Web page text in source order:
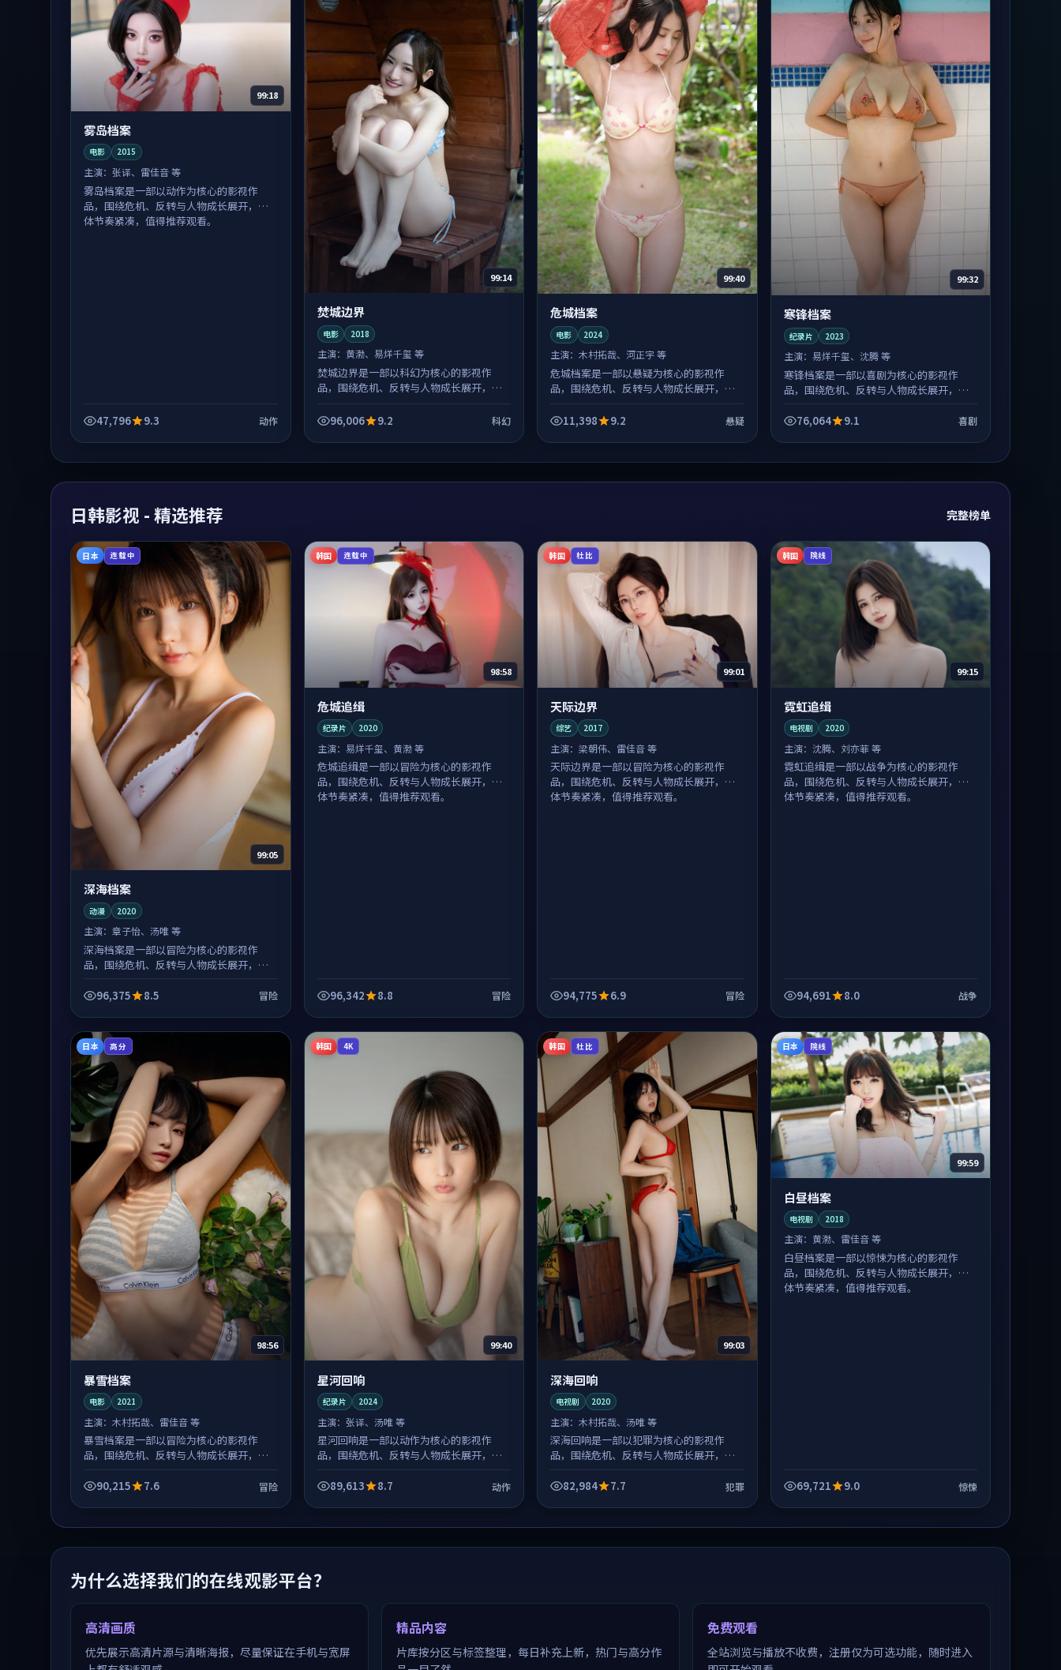
99:18
雾岛档案
电影 2015
主演： 张译、雷佳音 等
雾岛档案是一部以动作为核心的影视作
品，围绕危机、反转与人物成长展开，整
体节奏紧凑，值得推荐观看。
47,796 9.3 动作
99:14
焚城边界
电影 2018
主演： 黄渤、易烊千玺 等
焚城边界是一部以科幻为核心的影视作
品，围绕危机、反转与人物成长展开，整
96,006
9.2 科幻
99:40
危城档案
电影 2024
主演： 木村拓哉、河正宇 等
危城档案是一部以悬疑为核心的影视作
品，围绕危机、反转与人物成长展开，整
11,398
9.2 悬疑
99:32
寒锋档案
纪录片 2023
主演： 易烊千玺、沈腾 等
寒锋档案是一部以喜剧为核心的影视作
品，围绕危机、反转与人物成长展开，整
76,064
9.1 喜剧
日韩影视 - 精选推荐 完整榜单
日本 连载中
99:05
深海档案
动漫 2020
主演： 章子怡、汤唯 等
深海档案是一部以冒险为核心的影视作
品，围绕危机、反转与人物成长展开，整
96,375
8.5 冒险
韩国 连载中
98:58
危城追缉
纪录片 2020
主演： 易烊千玺、黄渤 等
危城追缉是一部以冒险为核心的影视作
品，围绕危机、反转与人物成长展开，整
体节奏紧凑，值得推荐观看。
96,342 8.8 冒险
韩国 杜比
99:01
天际边界
综艺 2017
主演： 梁朝伟、雷佳音 等
天际边界是一部以冒险为核心的影视作
品，围绕危机、反转与人物成长展开，整
体节奏紧凑，值得推荐观看。
94,775 6.9 冒险
韩国 院线
99:15
霓虹追缉
电视剧 2020
主演： 沈腾、刘亦菲 等
霓虹追缉是一部以战争为核心的影视作
品，围绕危机、反转与人物成长展开，整
体节奏紧凑，值得推荐观看。
94,691 8.0 战争
日本 高分
98:56
暴雪档案
电影 2021
主演： 木村拓哉、雷佳音 等
暴雪档案是一部以冒险为核心的影视作
品，围绕危机、反转与人物成长展开，整
90,215
7.6 冒险
韩国 4K
99:40
星河回响
纪录片 2024
主演： 张译、汤唯 等
星河回响是一部以动作为核心的影视作
品，围绕危机、反转与人物成长展开，整
89,613
8.7 动作
韩国 杜比
99:03
深海回响
电视剧 2020
主演： 木村拓哉、汤唯 等
深海回响是一部以犯罪为核心的影视作
品，围绕危机、反转与人物成长展开，整
82,984
7.7 犯罪
日本 院线
99:59
白昼档案
电视剧 2018
主演： 黄渤、雷佳音 等
白昼档案是一部以惊悚为核心的影视作
品，围绕危机、反转与人物成长展开，整
体节奏紧凑，值得推荐观看。
69,721 9.0 惊悚
为什么选择我们的在线观影平台？
高清画质
优先展示高清片源与清晰海报，尽量保证在手机与宽屏
精品内容
片库按分区与标签整理，每日补充上新，热门与高分作
免费观看
全站浏览与播放不收费，注册仅为可选功能，随时进入